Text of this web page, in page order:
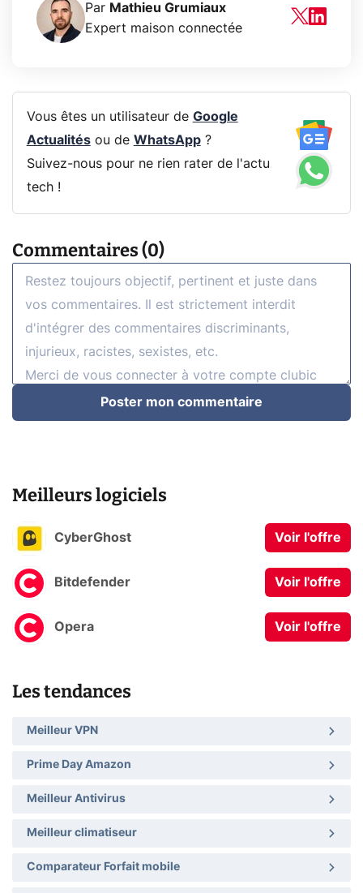
Par Mathieu Grumiaux
Expert maison connectée
Vous êtes un utilisateur de Google
Actualitésou de WhatsApp?
Suivez-nous pour ne rien rater de l'actu
tech !
Commentaires (0)
Poster mon commentaire
Meilleurs logiciels
CyberGhost Voir l'offre
Bitdefender Voir l'offre
Opera Voir l'offre
Les tendances
Meilleur VPN
Prime Day Amazon
Meilleur Antivirus
Meilleur climatiseur
Comparateur Forfait mobile